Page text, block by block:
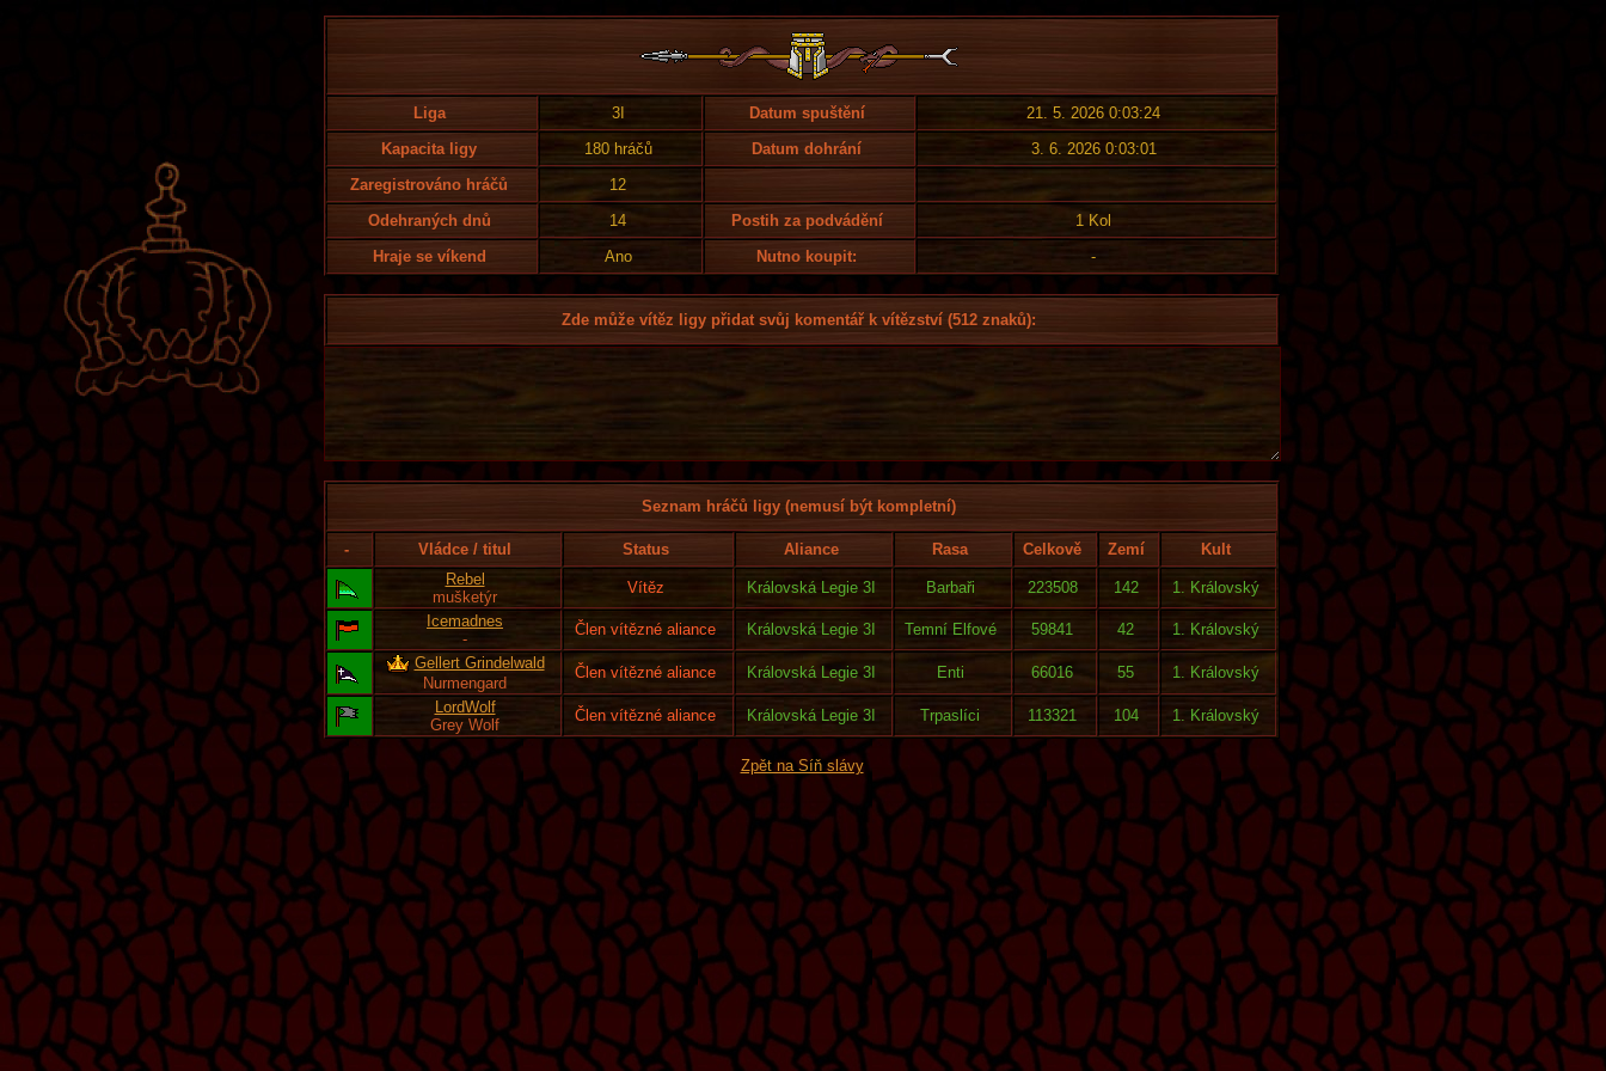
Liga 3I Datum spuštění
21. 5. 2026 0:03:24
Kapacita ligy
180 hráčů Datum dohrání
3. 6. 2026 0:03:01
Zaregistrováno hráčů
12
Odehraných dnů
14 Postih za podvádění
1 Kol
Hraje se víkend
Ano Nutno koupit: -
Zde může vítěz ligy přidat svůj komentář k vítězství (512 znaků):
Seznam hráčů ligy (nemusí být kompletní)
- Vládce / titul Status Aliance Rasa Celkově Zemí
Kult
Rebel
mušketýr
Vítěz Královská Legie 3I Barbaři 223508 142
1. Královský
Icemadnes
-
Člen vítězné aliance Královská Legie 3I Temní Elfové 59841 42
1. Královský
Gellert Grindelwald
Nurmengard
Člen vítězné aliance Královská Legie 3I Enti 66016 55
1. Královský
LordWolf
Grey Wolf
Člen vítězné aliance Královská Legie 3I Trpaslíci 113321 104 1. Královský
Zpět na Síň slávy